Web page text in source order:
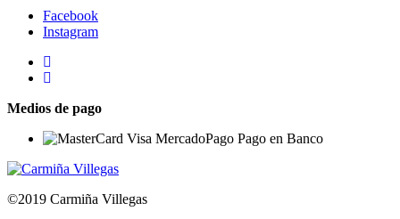
Facebook
Instagram
Medios de pago
©2019 Carmiña Villegas